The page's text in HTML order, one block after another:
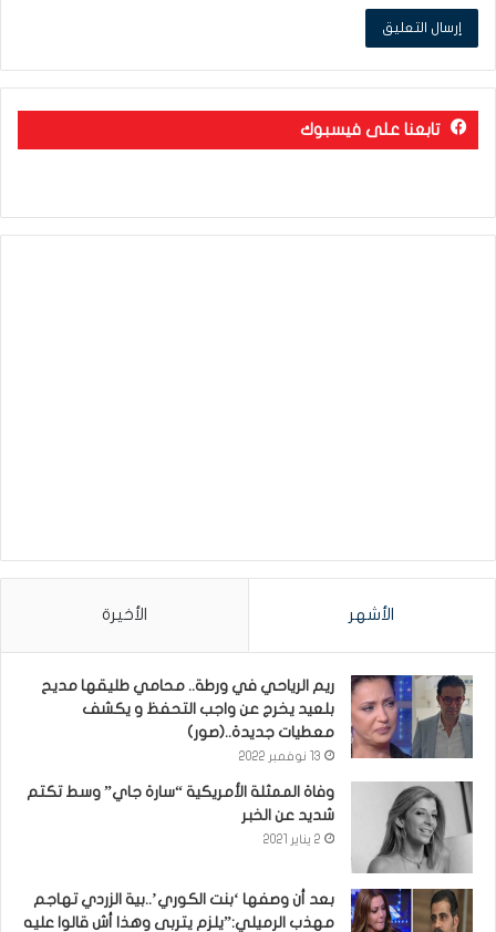
تابعنا على فيسبوك
الأشهر الأخيرة
ريم الرياحي في ورطة.. محامي طليقها مديح
بلعيد يخرج عن واجب التحفظ و يكشف
معطيات جديدة..(صور)
13 نوفمبر 2022
وفاة الممثلة الأمريكية “سارة جاي” وسط تكتم
شديد عن الخبر
2 يناير 2021
بعد أن وصفها ‘بنت الكوري’..بية الزردي تهاجم
مهذب الرميلي:”يلزم يتربى وهذا أش قالوا عليه